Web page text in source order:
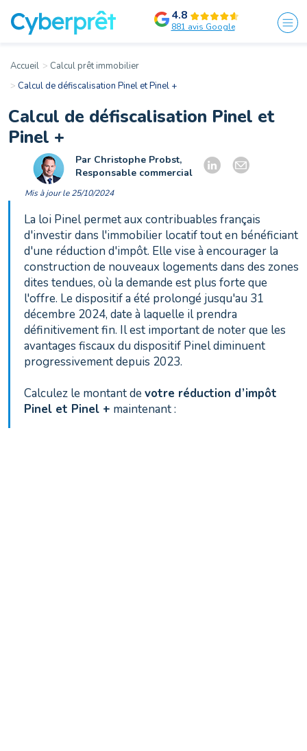
4.8
881 avis Google
Accueil
Calcul prêt immobilier
Calcul de défiscalisation Pinel et Pinel +
Calcul de défiscalisation Pinel et
Pinel +
Par Christophe Probst,
Responsable commercial
Mis à jour le 25/10/2024
La loi Pinel permet aux contribuables français
d'investir dans l'immobilier locatif tout en bénéficiant
d'une réduction d'impôt. Elle vise à encourager la
construction de nouveaux logements dans des zones
dites tendues, où la demande est plus forte que
l'offre. Le dispositif a été prolongé jusqu'au 31
décembre 2024, date à laquelle il prendra
définitivement fin. Il est important de noter que les
avantages fiscaux du dispositif Pinel diminuent
progressivement depuis 2023.
Calculez le montant devotre réduction d’impôt
Pinel et Pinel + maintenant :